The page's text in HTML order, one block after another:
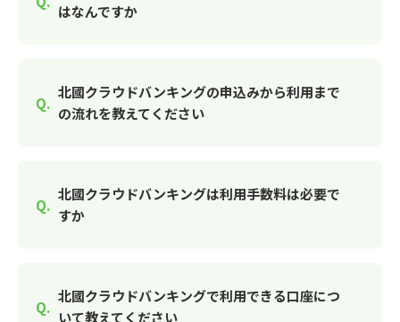
はなんですか
北國クラウドバンキングの申込みから利用まで
の流れを教えてください
北國クラウドバンキングは利用手数料は必要で
すか
北國クラウドバンキングで利用できる口座につ
いて教えてください